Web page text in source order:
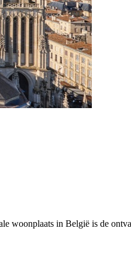
woonplaats in België is de